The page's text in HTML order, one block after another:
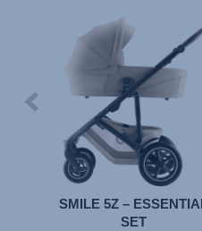
SMILE 5Z –
SET